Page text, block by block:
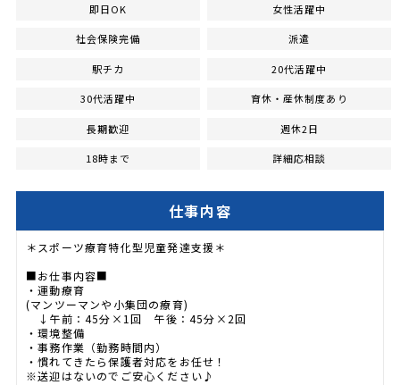
即日OK 女性活躍中
社会保険完備 派遣
駅チカ 20代活躍中
30代活躍中 育休・産休制度あり
長期歓迎 週休2日
18時まで 詳細応相談
仕事内容
＊スポーツ療育特化型児童発達支援＊
■お仕事内容■
・運動療育
(マンツーマンや小集団の療育)
↓午前：45分×1回 午後：45分×2回
・環境整備
・事務作業（勤務時間内）
・慣れてきたら保護者対応をお任せ！
※送迎はないのでご安心ください♪